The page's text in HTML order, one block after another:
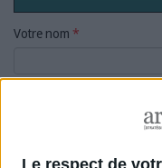
Votre nom *